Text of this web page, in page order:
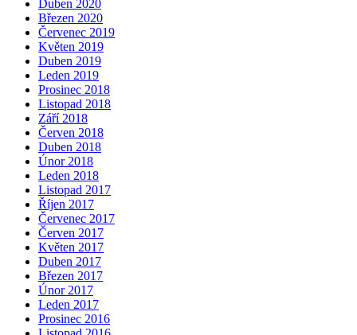
Duben 2020
Březen 2020
Červenec 2019
Květen 2019
Duben 2019
Leden 2019
Prosinec 2018
Listopad 2018
Září 2018
Červen 2018
Duben 2018
Únor 2018
Leden 2018
Listopad 2017
Říjen 2017
Červenec 2017
Červen 2017
Květen 2017
Duben 2017
Březen 2017
Únor 2017
Leden 2017
Prosinec 2016